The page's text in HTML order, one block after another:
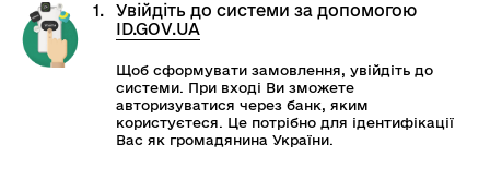
1.
Увійдіть до системи за допомогою
ID.GOV.UA
Щоб сформувати замовлення, увійдіть до
системи. При вході Ви зможете
авторизуватися через банк, яким
користуєтеся. Це потрібно для ідентифікації
Вас як громадянина України.